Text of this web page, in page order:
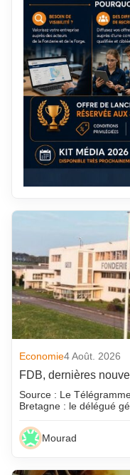
Economie4 Août. 2026
FDB, dernières
Source : Le
Bretagne : le délégué
Mourad